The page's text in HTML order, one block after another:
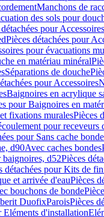
Manchons de
des sols pour
pour
Pièces détachées pour
pour évacuations
en matériau minéral
Séparations de douche
pour Accessoires
Baignoires en acrylique
pour Baignoires en
fixations muralesPièces
pour receveurs
pour Sans cache bonde
d90Avec caches bondes
baignoires, d52Pièces
détachées pour Kits de
et arrivée d'eauPièces
bouchons de bonde
DuofixParoisPièces
Eléments d'installation